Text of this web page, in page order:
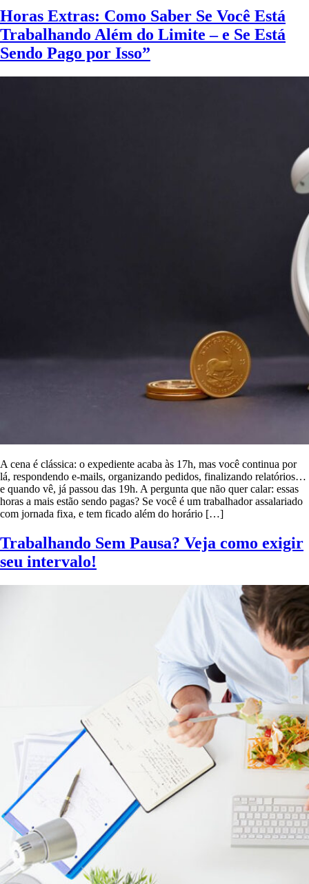
Horas Extras: Como Saber Se Você Está
Trabalhando Além do Limite – e Se Está
Sendo Pago por Isso”
A cena é clássica: o expediente acaba às 17h, mas você continua por
lá, respondendo e-mails, organizando pedidos, finalizando relatórios…
e quando vê, já passou das 19h. A pergunta que não quer calar: essas
horas a mais estão sendo pagas? Se você é um trabalhador assalariado
com jornada fixa, e tem ficado além do horário […]
Trabalhando Sem Pausa? Veja como exigir
seu intervalo!